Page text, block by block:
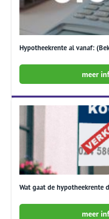
Hypotheekrente al vanaf:
meer
Wat gaat de hypotheekrente
meer